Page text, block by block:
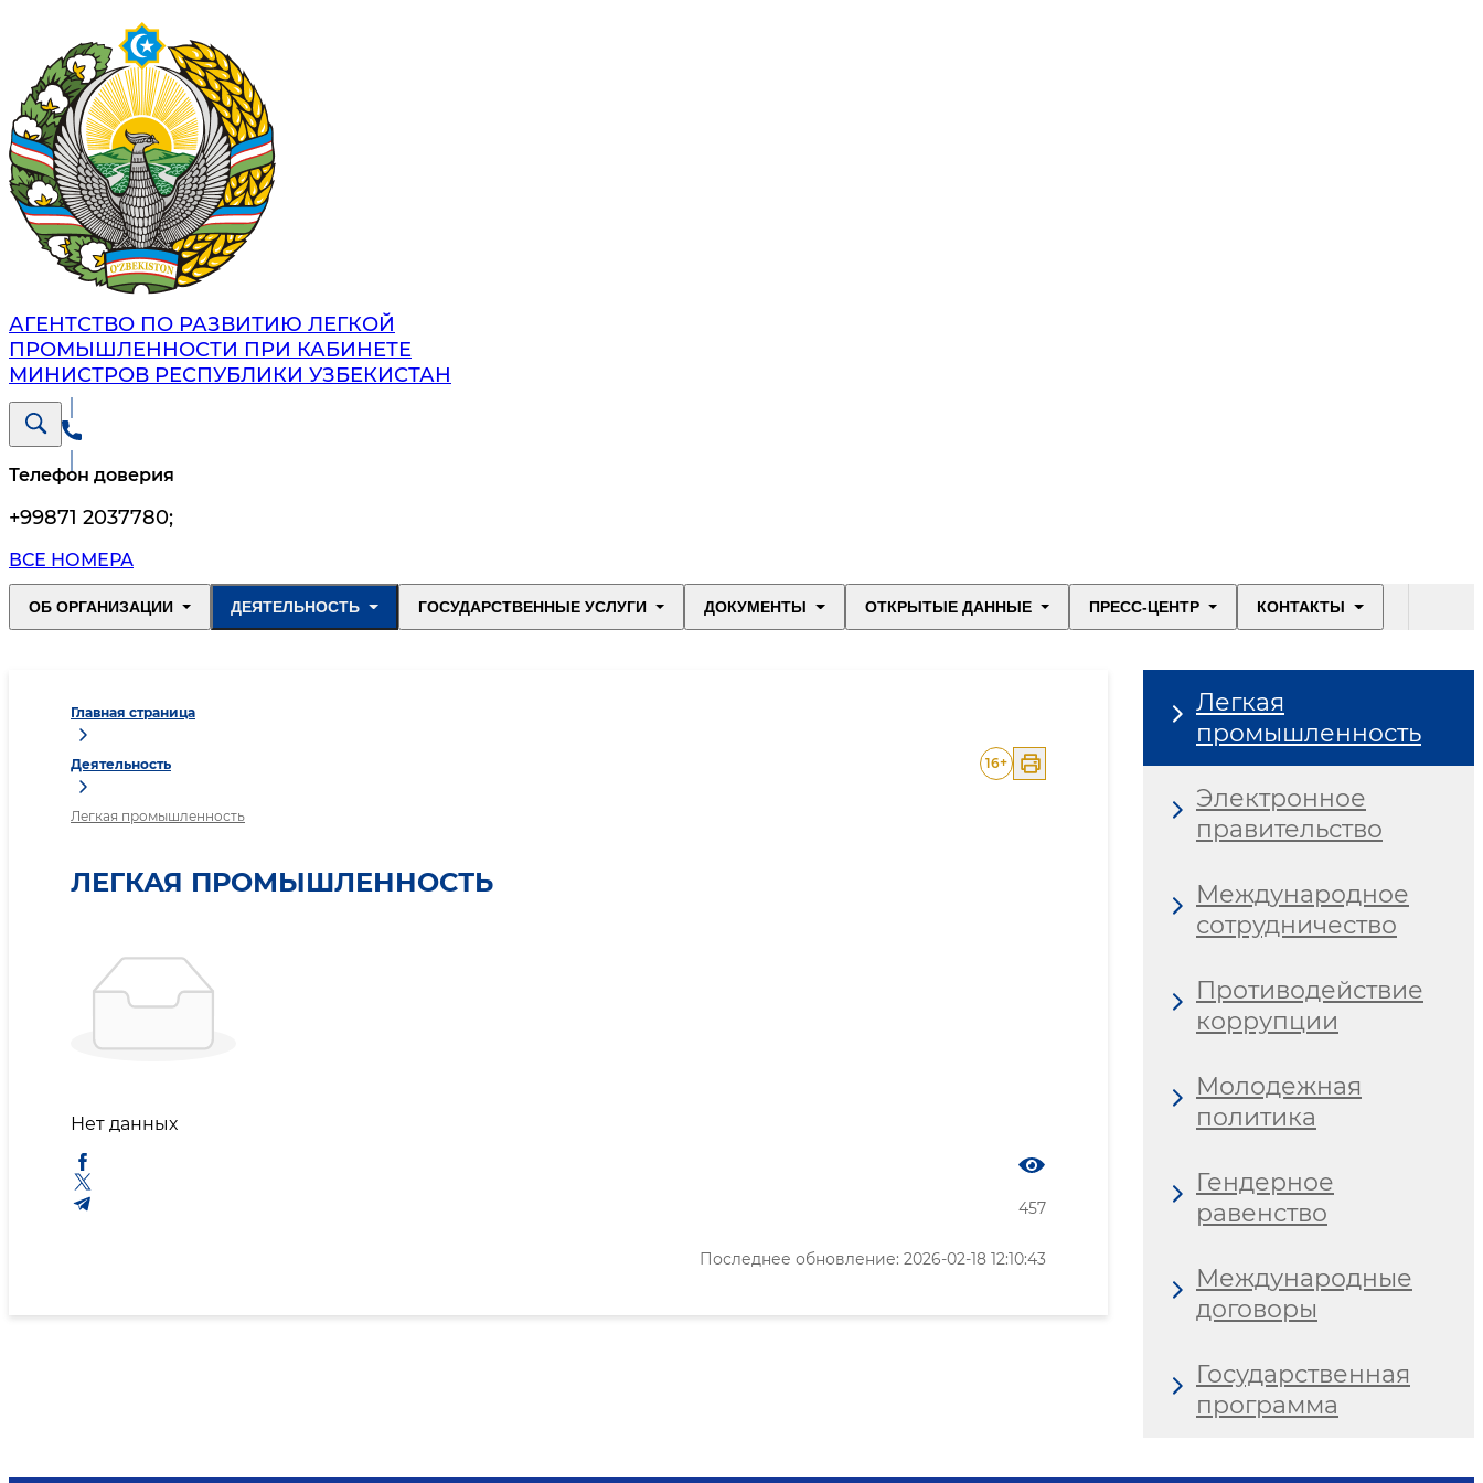
АГЕНТСТВО ПО РАЗВИТИЮ ЛЕГКОЙ
ПРОМЫШЛЕННОСТИ ПРИ КАБИНЕТЕ
МИНИСТРОВ РЕСПУБЛИКИ УЗБЕКИСТАН
Телефон доверия
+99871 2037780;
ВСЕ НОМЕРА
ОБ ОРГАНИЗАЦИИ ДЕЯТЕЛЬНОСТЬ ГОСУДАРСТВЕННЫЕ УСЛУГИ ДОКУМЕНТЫ ОТКРЫТЫЕ ДАННЫЕ ПРЕСС-ЦЕНТР КОНТАКТЫ
Главная страница
Деятельность
Легкая промышленность
16+
ЛЕГКАЯ ПРОМЫШЛЕННОСТЬ
Нет данных
457
Последнее обновление: 2026-02-18 12:10:43
Легкая
промышленность
Электронное
правительство
Международное
сотрудничество
Противодействие
коррупции
Молодежная
политика
Гендерное
равенство
Международные
договоры
Государственная
программа